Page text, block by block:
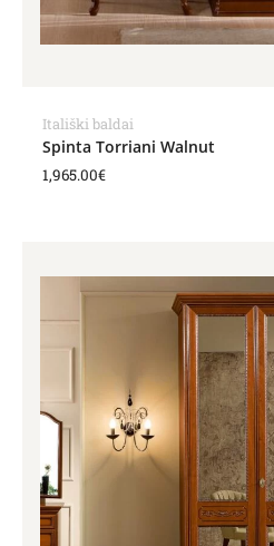
Itališki baldai
Spinta Torriani Walnut
1,965.00€
through
2,958.00€